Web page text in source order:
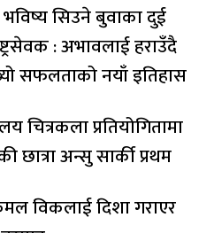
सिउने बुवाका दुई
: अभावलाई हराउँदै
सफलताको नयाँ इतिहास
चित्रकला प्रतियोगितामा
छात्रा अन्सु सार्की प्रथम
विकलाई दिशा गराएर